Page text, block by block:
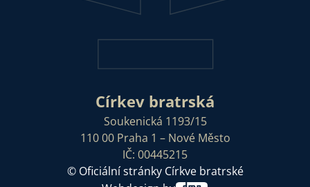
Církev bratrská
Soukenická 1193/15
110 00 Praha 1 – Nové Město
IČ: 00445215
© Oficiální stránky Církve bratrské